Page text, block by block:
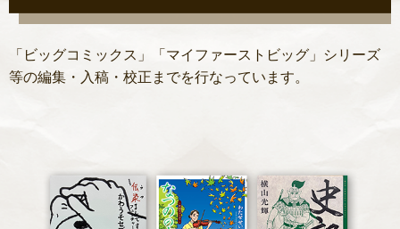
「ビッグコミックス」「マイファーストビッグ」シリーズ
等の編集・入稿・校正までを行なっています。